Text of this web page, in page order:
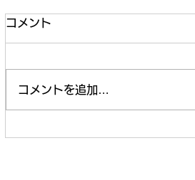
【ライフ通信５５８】
コメント
コメントを追加…